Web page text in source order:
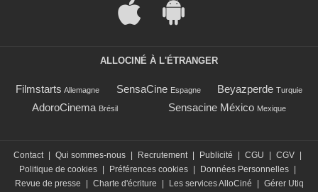
ALLOCINÉ À L'ÉTRANGER
Filmstarts Allemagne SensaCine Espagne Beyazperde Turquie
AdoroCinema Brésil Sensacine México Mexique
Contact | Qui sommes-nous | Recrutement | Publicité | CGU | CGV |
Politique de cookies | Préférences cookies | Données Personnelles |
Revue de presse
| Charte d'écriture | Les services AlloCiné | Gérer Utiq